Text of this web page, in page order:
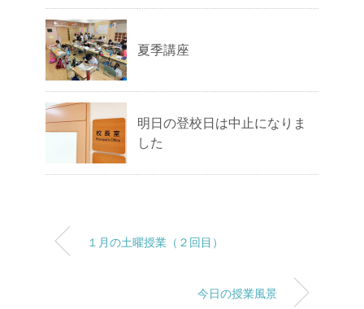
夏季講座
明日の登校日は中止になりま
した
１月の土曜授業（２回目）
今日の授業風景